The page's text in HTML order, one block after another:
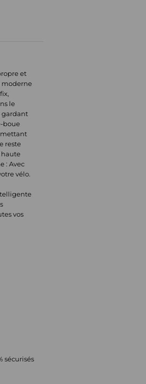
et
moderne
le
gardant
boue
reste
haute
: Avec
vélo.
vos
sécurisés